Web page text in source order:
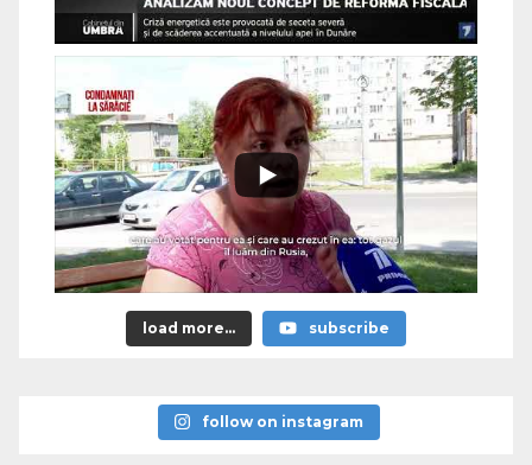
load more... subscribe
follow on instagram